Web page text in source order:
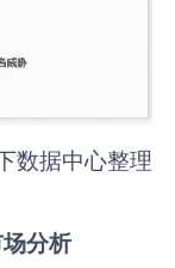
数据中心整理
分析